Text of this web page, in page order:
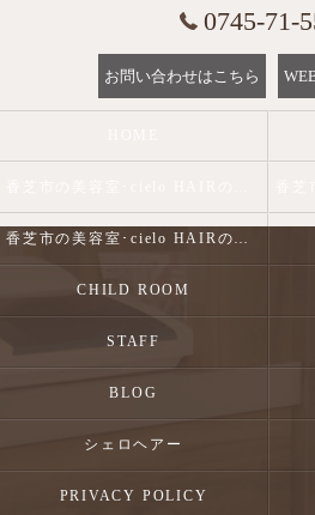
0745-71-
お問い合わせはこちら
香芝市の美容室･cielo HAIRのお客様の声
CHILD ROOM
STAFF
BLOG
シェロヘアー
PRIVACY POLICY